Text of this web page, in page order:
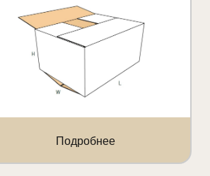
Подробнее